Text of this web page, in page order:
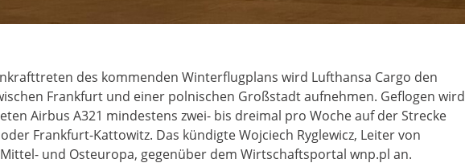
des kommenden Winterflugplans wird Lufthansa Cargo den
Frankfurt und einer polnischen Großstadt aufnehmen. Geflogen wird
Airbus A321 mindestens zwei- bis dreimal pro Woche auf der Strecke
Frankfurt-Kattowitz. Das kündigte Wojciech Ryglewicz, Leiter von
und Osteuropa, gegenüber dem Wirtschaftsportal wnp.pl an.